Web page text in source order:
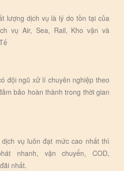
lượng dịch vụ là lý do tồn tại của
vụ Air, Sea, Rail, Kho vận và
đội ngũ xử lí chuyên nghiệp theo
bảo hoàn thành trong thời gian
vụ luôn đạt mức cao nhất thì
nhanh, vận chuyển, COD,
nhất.